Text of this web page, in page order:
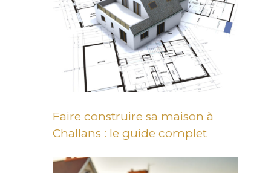
Faire construire sa maison à
Challans : le guide complet